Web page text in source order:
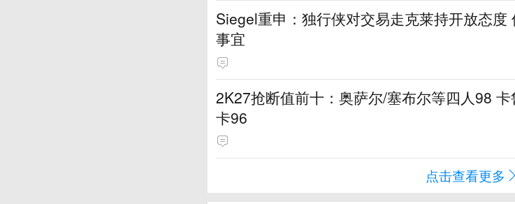
Siegel重申：独行侠对交易走克莱持开放态度
事宜
2K27抢断值前十：奥萨尔/塞布尔等四人98
卡96
点击查看更多